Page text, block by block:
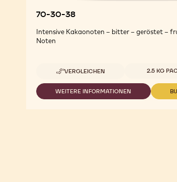
70-30-38
Intensive Kakaonoten – bitter – geröstet –
Noten
VERGLEICHEN
-
70-
30-
38
Verfügbare
2.5 KG
WEITERE INFORMATIONEN
-